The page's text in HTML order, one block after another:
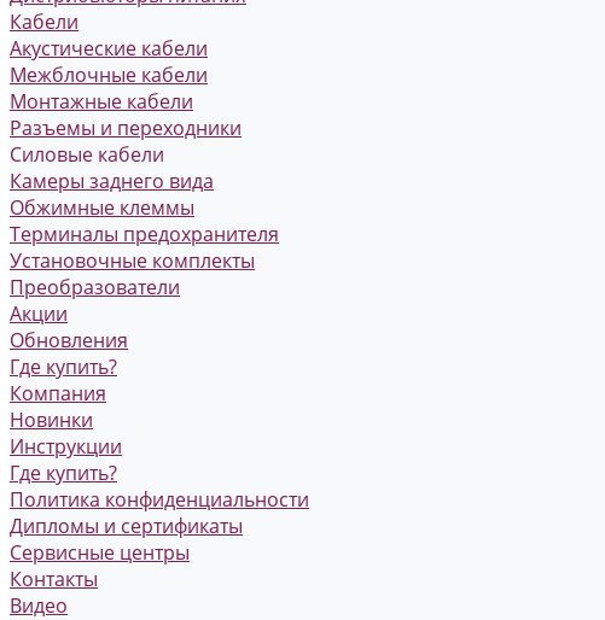
Кабели
Акустические кабели
Межблочные кабели
Монтажные кабели
Разъемы и переходники
Силовые кабели
Камеры заднего вида
Обжимные клеммы
Терминалы предохранителя
Установочные комплекты
Преобразователи
Акции
Обновления
Где купить?
Компания
Новинки
Инструкции
Где купить?
Политика конфиденциальности
Дипломы и сертификаты
Сервисные центры
Контакты
Видео